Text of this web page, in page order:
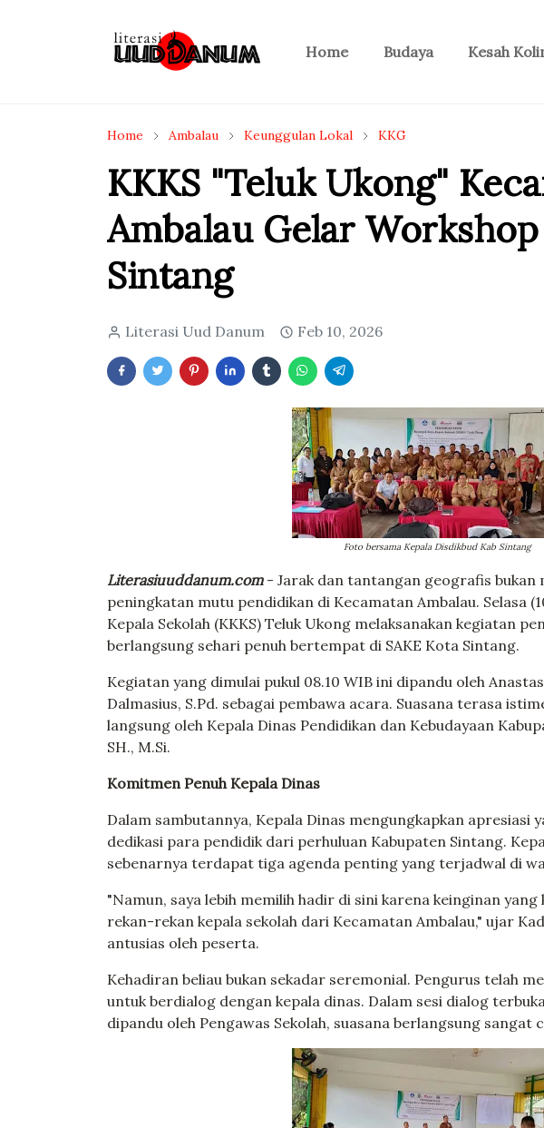
Home Budaya Kesah
Home Ambalau Keunggulan Lokal KKG
KKKS "Teluk Ukong"
Ambalau Gelar
Sintang
Literasi Uud Danum Feb 10, 2026
Foto bersama Kepala Disdikbud Kab Sintang
Literasiuuddanum.com - Jarak dan tantangan geografis bukan
peningkatan mutu pendidikan di Kecamatan Ambalau. Selasa
Kepala Sekolah (KKKS) Teluk Ukong melaksanakan kegiatan
berlangsung sehari penuh bertempat di SAKE Kota Sintang.
Kegiatan yang dimulai pukul 08.10 WIB ini dipandu oleh
Dalmasius, S.Pd. sebagai pembawa acara. Suasana terasa
langsung oleh Kepala Dinas Pendidikan dan Kebudayaan
SH., M.Si.
Komitmen Penuh Kepala Dinas
Dalam sambutannya, Kepala Dinas mengungkapkan apresiasi
dedikasi para pendidik dari perhuluan Kabupaten Sintang.
sebenarnya terdapat tiga agenda penting yang terjadwal di
"Namun, saya lebih memilih hadir di sini karena keinginan
rekan-rekan kepala sekolah dari Kecamatan Ambalau," ujar
antusias oleh peserta.
Kehadiran beliau bukan sekadar seremonial. Pengurus telah
untuk berdialog dengan kepala dinas. Dalam sesi dialog
dipandu oleh Pengawas Sekolah, suasana berlangsung sangat